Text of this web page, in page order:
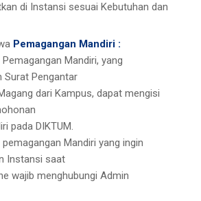
di Instansi sesuai Kebutuhan dan
Pemagangan Mandiri :
Mandiri, yang
Surat Pengantar
dari Kampus, dapat mengisi
pada DIKTUM.
Mandiri yang ingin
Instansi saat
wajib menghubungi Admin